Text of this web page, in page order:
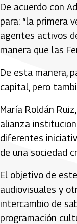
De acuerdo con
para: “la primera
agentes activos
manera que las
De esta manera,
capital, pero
María Roldán
alianza
diferentes
de una sociedad
El objetivo de
audiovisuales y
intercambio de
programación